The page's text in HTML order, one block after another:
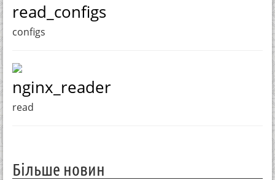
read_configs
configs
nginx_reader
read
Більше новин